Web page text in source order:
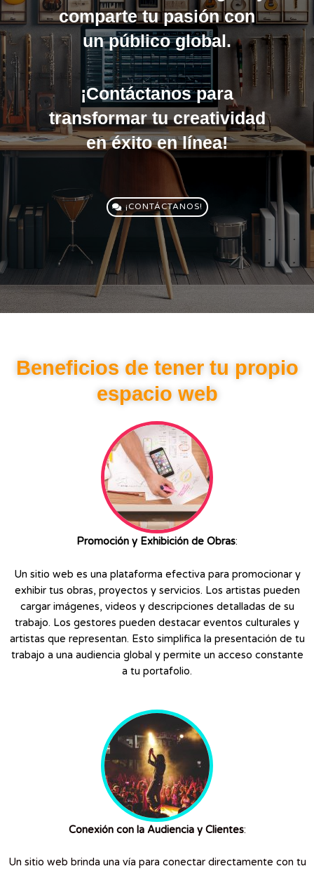
comparte tu pasión con
un público global.
¡Contáctanos para
transformar tu creatividad
en éxito en línea!
¡CONTÁCTANOS!
Beneficios de tener tu propio
espacio web
Promoción y Exhibición de Obras:
Un sitio web es una plataforma efectiva para promocionar y
exhibir tus obras, proyectos y servicios. Los artistas pueden
cargar imágenes, videos y descripciones detalladas de su
trabajo. Los gestores pueden destacar eventos culturales y
artistas que representan. Esto simplifica la presentación de tu
trabajo a una audiencia global y permite un acceso constante
a tu portafolio.
Conexión con la Audiencia y Clientes:
Un sitio web brinda una vía para conectar directamente con tu